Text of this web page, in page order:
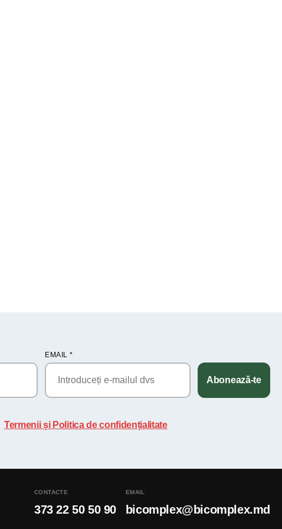
EMAIL*
Abonează-te
Termenii și Politica de confidențialitate
CONTACTE
373 22 50 50 90
EMAIL
bicomplex@bicomplex.md